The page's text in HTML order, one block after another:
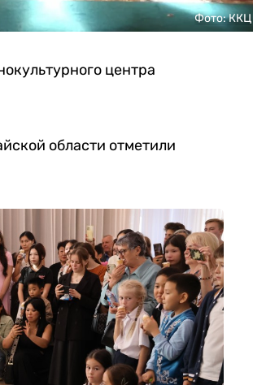
Фото: ККЦ
центра
области отметили